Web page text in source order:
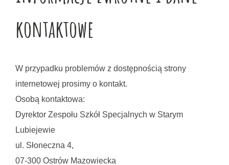
kontaktowe
W przypadku problemów z dostępnością strony
internetowej prosimy o kontakt.
Osobą kontaktowa:
Dyrektor Zespołu Szkół Specjalnych w Starym
Lubiejewie
ul. Słoneczna 4,
07-300 Ostrów Mazowiecka